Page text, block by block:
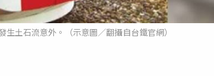
土石流意外。（示意圖／翻攝自台鐵官網）